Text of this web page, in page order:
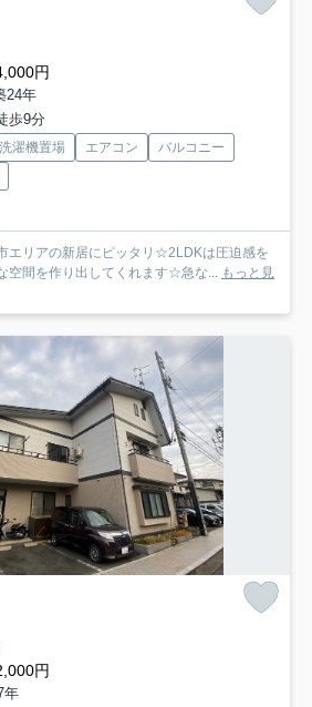
円
24年
歩9分
濯機置場 エアコン
バルコニー
エリアの新居にピッタリ☆2LDKは圧迫感を
空間を作り出してくれます☆急な... もっと見
円
年